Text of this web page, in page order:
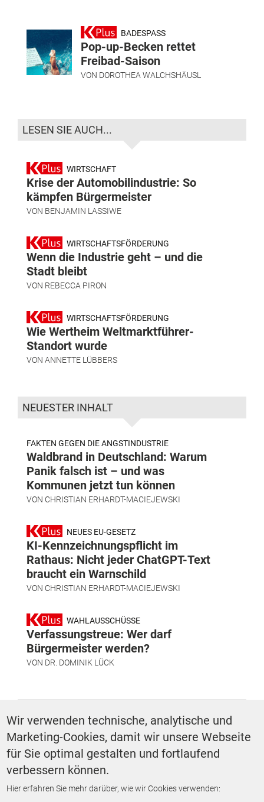
BADESPASS
Pop-up-Becken rettet
Freibad-Saison
VON DOROTHEA WALCHSHÄUSL
LESEN SIE AUCH...
WIRTSCHAFT
Krise der Automobilindustrie: So
kämpfen Bürgermeister
VON BENJAMIN LASSIWE
WIRTSCHAFTSFÖRDERUNG
Wenn die Industrie geht – und die
Stadt bleibt
VON REBECCA PIRON
WIRTSCHAFTSFÖRDERUNG
Wie Wertheim Weltmarktführer-
Standort wurde
VON ANNETTE LÜBBERS
NEUESTER INHALT
FAKTEN GEGEN DIE ANGSTINDUSTRIE
Waldbrand in Deutschland: Warum
Panik falsch ist – und was
Kommunen jetzt tun können
VON CHRISTIAN ERHARDT-MACIEJEWSKI
NEUES EU-GESETZ
KI-Kennzeichnungspflicht im
Rathaus: Nicht jeder ChatGPT-Text
braucht ein Warnschild
VON CHRISTIAN ERHARDT-MACIEJEWSKI
WAHLAUSSCHÜSSE
Verfassungstreue: Wer darf
Bürgermeister werden?
VON DR. DOMINIK LÜCK
Wirtschaft
ZURÜCK ZUR STARTSEITE
Wir verwenden technische, analytische und
Marketing-Cookies, damit wir unsere Webseite
für Sie optimal gestalten und fortlaufend
verbessern können.
Hier erfahren Sie mehr darüber, wie wir Cookies verwenden: